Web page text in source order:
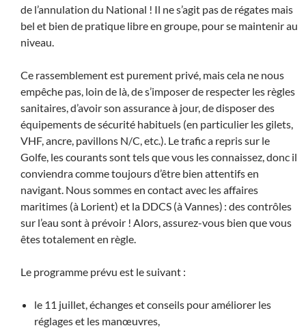
de l’annulation du National ! Il ne s’agit pas de régates mais
bel et bien de pratique libre en groupe, pour se maintenir au
niveau.
Ce rassemblement est purement privé, mais cela ne nous
empêche pas, loin de là, de s’imposer de respecter les règles
sanitaires, d’avoir son assurance à jour, de disposer des
équipements de sécurité habituels (en particulier les gilets,
VHF, ancre, pavillons N/C, etc.). Le trafic a repris sur le
Golfe, les courants sont tels que vous les connaissez, donc il
conviendra comme toujours d’être bien attentifs en
navigant. Nous sommes en contact avec les affaires
maritimes (à Lorient) et la DDCS (à Vannes) : des contrôles
sur l’eau sont à prévoir ! Alors, assurez-vous bien que vous
êtes totalement en règle.
Le programme prévu est le suivant :
le 11 juillet, échanges et conseils pour améliorer les
réglages et les manœuvres,